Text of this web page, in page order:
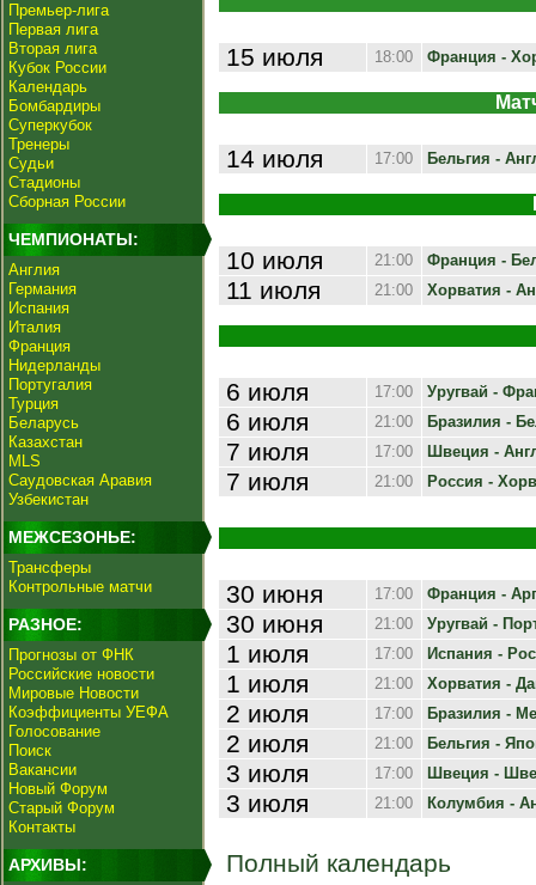
Премьер-лига
Первая лига
Вторая лига
Кубок России
Календарь
Бомбардиры
Суперкубок
Тренеры
Судьи
Стадионы
Сборная России
ЧЕМПИОНАТЫ:
Англия
Германия
Испания
Италия
Франция
Нидерланды
Португалия
Турция
Беларусь
Казахстан
MLS
Саудовская Аравия
Узбекистан
МЕЖСЕЗОНЬЕ:
Трансферы
Контрольные матчи
РАЗНОЕ:
Прогнозы от ФНК
Российские новости
Мировые Новости
Коэффициенты УЕФА
Голосование
Поиск
Вакансии
Новый Форум
Старый Форум
Контакты
АРХИВЫ:
15 июля 18:00 Франция -
14 июля 17:00 Бельгия -
10 июля 21:00 Франция -
11 июля 21:00 Хорватия -
6 июля 17:00 Уругвай -
6 июля 21:00 Бразилия -
7 июля 17:00 Швеция -
7 июля 21:00 Россия -
30 июня 17:00 Франция -
30 июня 21:00 Уругвай -
1 июля 17:00 Испания -
1 июля 21:00 Хорватия -
2 июля 17:00 Бразилия -
2 июля 21:00 Бельгия -
3 июля 17:00 Швеция -
3 июля 21:00 Колумбия -
Полный календарь